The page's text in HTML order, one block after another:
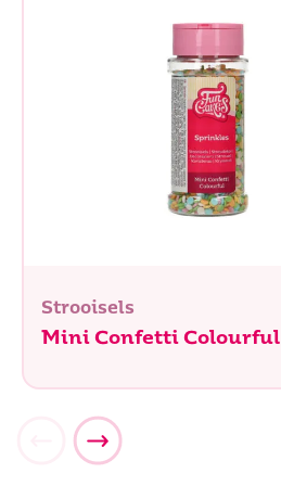
Strooisels
Mini Confetti Colourful